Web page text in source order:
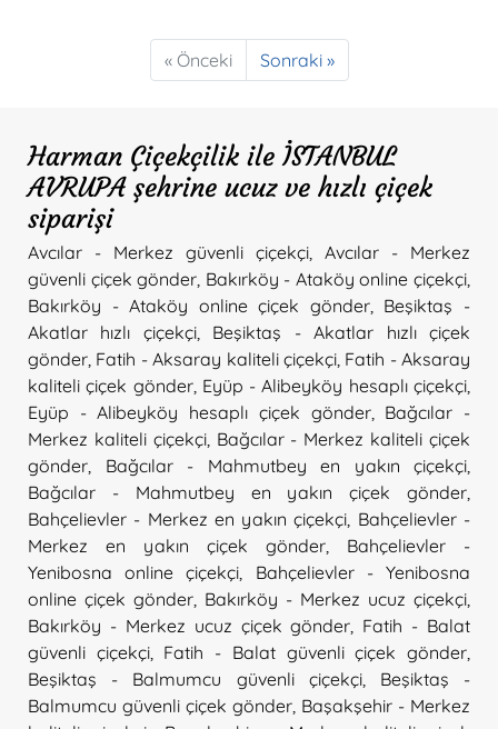
« Önceki Sonraki »
Harman Çiçekçilik ile İSTANBUL
AVRUPA şehrine ucuz ve hızlı çiçek
siparişi
Avcılar - Merkez güvenli çiçekçi
Avcılar - Merkez
güvenli çiçek gönder Bakırköy - Ataköy online çiçekçi
Bakırköy - Ataköy online çiçek gönder, Beşiktaş -
Akatlar hızlı çiçekçi, Beşiktaş - Akatlar hızlı çiçek
gönder Fatih - Aksaray kaliteli çiçekçi, Fatih - Aksaray
kaliteli çiçek gönder, Eyüp - Alibeyköy hesaplı çiçekçi
Eyüp - Alibeyköy hesaplı çiçek gönder, Bağcılar -
Merkez kaliteli çiçekçi, Bağcılar - Merkez kaliteli çiçek
gönder
Bağcılar - Mahmutbey en yakın çiçekçi
Bağcılar - Mahmutbey en yakın çiçek gönder
Bahçelievler - Merkez en yakın çiçekçi Bahçelievler -
Merkez en yakın çiçek gönder
Bahçelievler -
Yenibosna online çiçekçi
Bahçelievler - Yenibosna
online çiçek gönder Bakırköy - Merkez ucuz çiçekçi
Bakırköy - Merkez ucuz çiçek gönder Fatih - Balat
güvenli çiçekçi, Fatih - Balat güvenli çiçek gönder
Beşiktaş - Balmumcu güvenli çiçekçi, Beşiktaş -
Balmumcu güvenli çiçek gönder Başakşehir - Merkez